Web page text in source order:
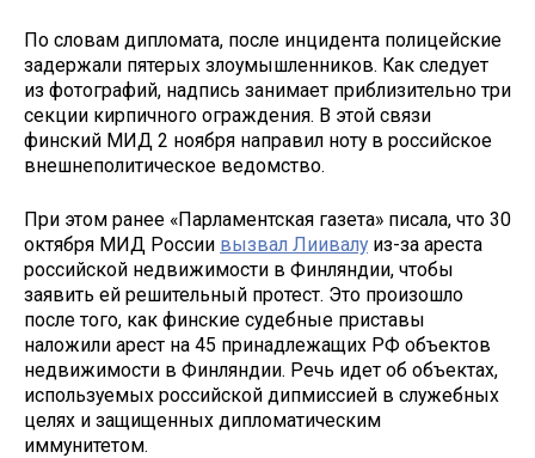
По словам дипломата, после инцидента полицейские
задержали пятерых злоумышленников. Как следует
из фотографий, надпись занимает приблизительно три
секции кирпичного ограждения. В этой связи
финский МИД 2 ноября направил ноту в российское
внешнеполитическое ведомство.
При этом ранее «Парламентская газета» писала, что 30
октября МИД России вызвал Лиивалу из-за ареста
российской недвижимости в Финляндии, чтобы
заявить ей решительный протест. Это произошло
после того, как финские судебные приставы
наложили арест на 45 принадлежащих РФ объектов
недвижимости в Финляндии. Речь идет об объектах,
используемых российской дипмиссией в служебных
целях и защищенных дипломатическим
иммунитетом.